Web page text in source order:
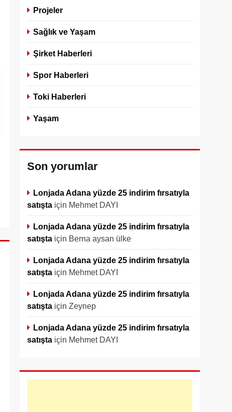
Projeler
Sağlık ve Yaşam
Şirket Haberleri
Spor Haberleri
Toki Haberleri
Yaşam
Son yorumlar
Lonjada Adana yüzde 25 indirim fırsatıyla
satışta için Mehmet DAYI
Lonjada Adana yüzde 25 indirim fırsatıyla
satışta için Berna aysan ülke
Lonjada Adana yüzde 25 indirim fırsatıyla
satışta için Mehmet DAYI
Lonjada Adana yüzde 25 indirim fırsatıyla
satışta için Zeynep
Lonjada Adana yüzde 25 indirim fırsatıyla
satışta için Mehmet DAYI